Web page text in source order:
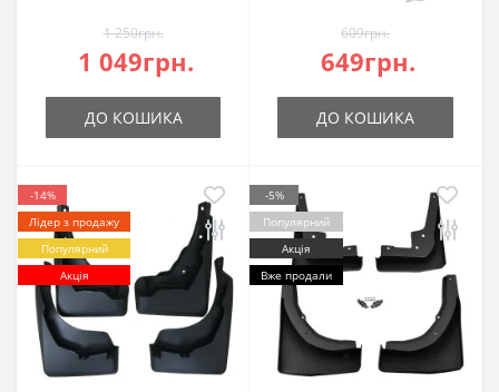
1 250грн.
1 049грн.
ДО КОШИКА
609грн.
649грн.
ДО КОШИКА
-14%
Лідер з продажу
Популярний
Акція
-5%
Популярний
Акція
Вже продали